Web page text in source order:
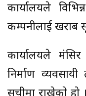
कार्यालयले
कम्पनीलाई खराब
कार्यालयले
निर्माण